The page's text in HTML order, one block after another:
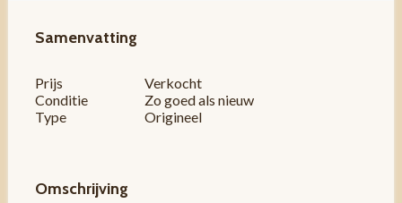
Samenvatting
Prijs
Verkocht
Conditie
Zo goed als nieuw
Type
Origineel
Omschrijving